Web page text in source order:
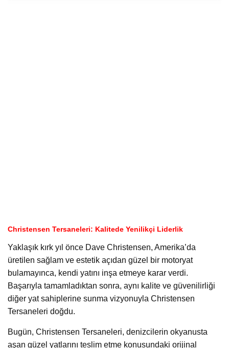
Christensen Tersaneleri: Kalitede Yenilikçi Liderlik
Yaklaşık kırk yıl önce Dave Christensen, Amerika’da
üretilen sağlam ve estetik açıdan güzel bir motoryat
bulamayınca, kendi yatını inşa etmeye karar verdi.
Başarıyla tamamladıktan sonra, aynı kalite ve güvenilirliği
diğer yat sahiplerine sunma vizyonuyla Christensen
Tersaneleri doğdu.
Bugün, Christensen Tersaneleri, denizcilerin okyanusta
aşan güzel yatlarını teslim etme konusundaki orijinal